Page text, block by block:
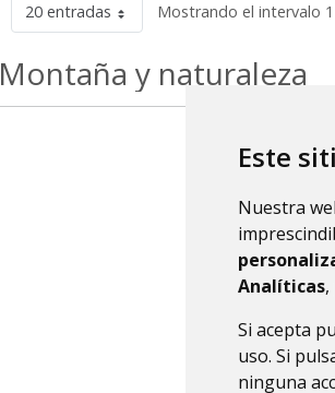
Este
Nuestra
Analíticas
Si acepta
uso. Si
ninguna
20 entradas Mostrando el intervalo
Montaña y naturaleza